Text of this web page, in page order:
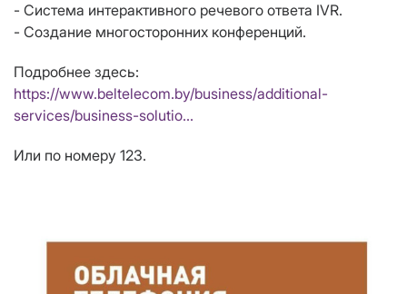
- Система интерактивного речевого ответа IVR.
- Создание многосторонних конференций.
Подробнее здесь:
https://www.beltelecom.by/business/additional-
services/business-solutio…
Или по номеру 123.